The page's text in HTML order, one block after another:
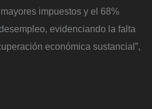
impuestos y el 68%
evidenciando la falta
económica sustancial”,